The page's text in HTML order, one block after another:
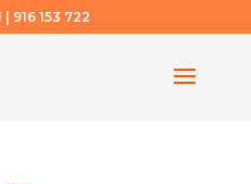
| 916 153 722